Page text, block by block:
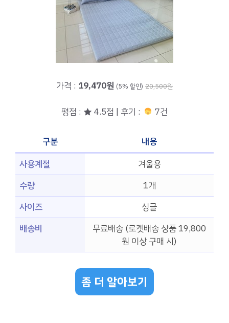
가격 : 19,470원 (5% 할인) 20,500원
평점 : ★ 4.5점 | 후기 : 7건
구분
내용
사용계절
겨울용
수량
1개
사이즈
싱글
배송비
무료배송 (로켓배송 상품 19,800
원 이상 구매 시)
좀 더 알아보기